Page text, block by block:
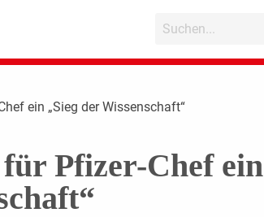
ein „Sieg der Wissenschaft“
Pfizer-Chef ein